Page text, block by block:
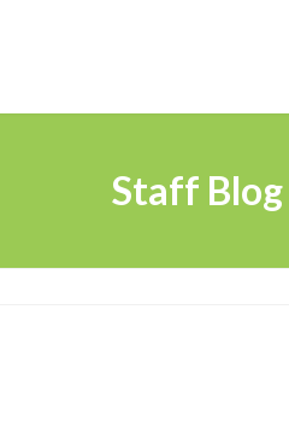
Staff Blog